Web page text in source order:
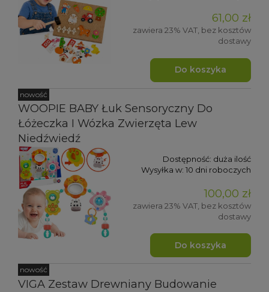
61,00 zł
zawiera 23% VAT, bez kosztów
dostawy
Do koszyka
WOOPIE BABY Łuk Sensoryczny Do
Łóżeczka I Wózka Zwierzęta Lew
Niedźwiedź
Dostępność: duża ilość
Wysyłka w: 10 dni roboczych
100,00 zł
zawiera 23% VAT, bez kosztów
dostawy
Do koszyka
nowość
VIGA Zestaw Drewniany Budowanie
nowość